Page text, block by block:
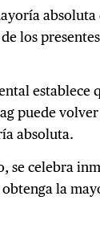
los
establece
puede
absoluta.
se celebra
la